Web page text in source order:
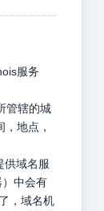
服务
管辖的城
地点，
供域名服
中会有
，域名机